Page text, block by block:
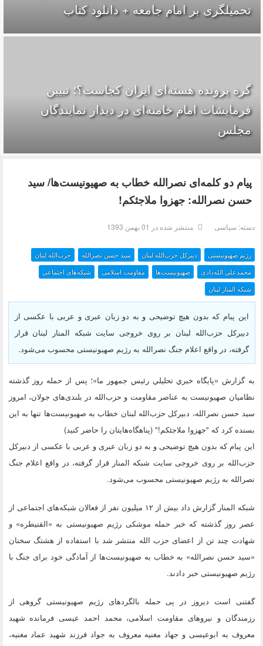
تحمیلگری بر امام جامعه + دانلود کتاب
گره پرونده‌ هسته‌ای ایران کجاست؟؛ تبیین
فرمایشات امام خامنه‌ای در دیدار نمایندگان
مجلس
پیام دو کلمه‌ای نصرالله خطاب به صهیونیست‌ها/ سید
حسن نصرالله: جهزوا ملاجئکم!
دسته: سیاسی منتشر شده در 01 بهمن 1393
رژیم صهیونیستی دبیرکل حزب‌الله لبنان سید حسن نصرالله حزب‌الله لبنان
شبکه المنار لبنان
شبکه‌های اجتماعی مقاومت اسلامی صهیونیست‌ها محمدعلی الله‌دادی
این پبام که بدون هیچ توضیحی و به دو زبان عبری و عربی با عکسی از
دبیرکل حزب‌الله لبنان بر روی خروجی سایت شبکه المنار لبنان قرار
گرفته، در واقع اعلام جنگ نصرالله به رژیم صهیونیستی محسوب می‌شود.
به گزارش «پايگاه خبري تحليلي رئيس جمهور ما»؛ پس از حمله روز گذشته
نظامیان صهیونیست به عناصر مقاومت و حزب‌الله در بلندی‌های جولان، امروز
سید حسن نصرالله، دبیرکل حزب‌الله لبنان خطاب به صهیونیست‌ها تنها به این
بسنده کرد که "جهزوا ملاجئکم!" (پناهگاه‌هایتان را حاضر کنید)
این پبام که بدون هیچ توضیحی و به دو زبان عبری و عربی با عکسی از دبیرکل
حزب‌الله بر روی خروجی سایت شبکه المنار قرار گرفته، در واقع اعلام جنگ
نصرالله به رژیم صهیونیستی محسوب می‌شود.
شبکه المنار گزارش داد بیش از ۱۲ میلیون نفر از فعالان شبکه‌های اجتماعی از
عصر روز گذشته که خبر حمله موشکی رژیم صهیونیستی به «القنیطره» و
شهادت چند تن از اعضای حزب الله منتشر شد با استفاده از هشتگ سخنان
«سید حسن نصرالله» به خطاب به صهیونیست‌ها از آمادگی خود برای جنگ با
رژیم صهیونیستی خبر دادند.
گفتنی است دیروز در پی حمله بالگردهای رژیم صهیونیستی گروهی از
رزمندگان و نیروهای مقاومت اسلامی، محمد احمد عیسی فرمانده شهید
معروف به ابوعیسی و جهاد مغنیه معروف به جواد فرزند شهید عماد مغنیه،